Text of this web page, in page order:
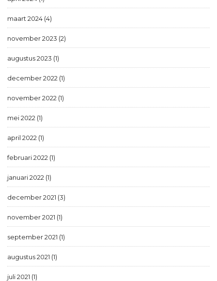
maart 2024 (4)
november 2023 (2)
augustus 2023 (1)
december 2022 (1)
november 2022 (1)
mei 2022 (1)
april 2022 (1)
februari 2022 (1)
januari 2022 (1)
december 2021 (3)
november 2021 (1)
september 2021 (1)
augustus 2021 (1)
juli 2021 (1)